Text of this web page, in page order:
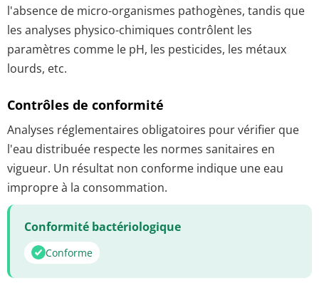
l'absence de micro-organismes pathogènes, tandis que
les analyses physico-chimiques contrôlent les
paramètres comme le pH, les pesticides, les métaux
lourds, etc.
Contrôles de conformité
Analyses réglementaires obligatoires pour vérifier que
l'eau distribuée respecte les normes sanitaires en
vigueur. Un résultat non conforme indique une eau
impropre à la consommation.
Conformité bactériologique
Conforme